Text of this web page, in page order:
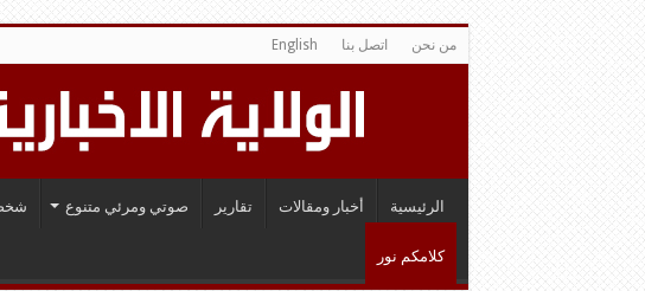
من نحن اتصل بنا English
الرئيسية أخبار ومقالات تقارير صوتي ومرئي متنوع
كلامكم نور